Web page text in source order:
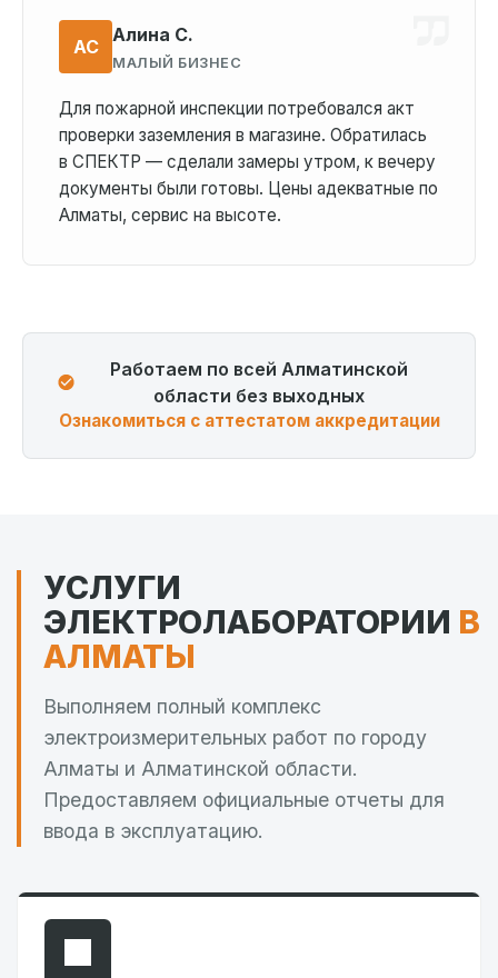
АС
Алина С.
МАЛЫЙ БИЗНЕС
Для пожарной инспекции потребовался акт
проверки заземления в магазине. Обратилась
в СПЕКТР — сделали замеры утром, к вечеру
документы были готовы. Цены адекватные по
Алматы, сервис на высоте.
Работаем по всей Алматинской
области без выходных
Ознакомиться с аттестатом аккредитации
УСЛУГИ
ЭЛЕКТРОЛАБОРАТОРИИ В
АЛМАТЫ
Выполняем полный комплекс
электроизмерительных работ по городу
Алматы и Алматинской области.
Предоставляем официальные отчеты для
ввода в эксплуатацию.